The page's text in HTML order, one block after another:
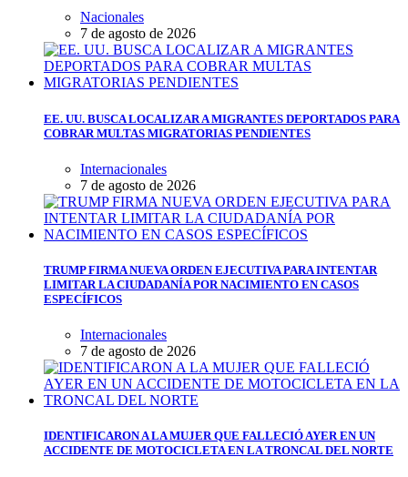
Nacionales
7 de agosto de 2026
EE. UU. BUSCA LOCALIZAR A MIGRANTES DEPORTADOS PARA
COBRAR MULTAS MIGRATORIAS PENDIENTES
Internacionales
7 de agosto de 2026
TRUMP FIRMA NUEVA ORDEN EJECUTIVA PARA INTENTAR
LIMITAR LA CIUDADANÍA POR NACIMIENTO EN CASOS
ESPECÍFICOS
Internacionales
7 de agosto de 2026
IDENTIFICARON A LA MUJER QUE FALLECIÓ AYER EN UN
ACCIDENTE DE MOTOCICLETA EN LA TRONCAL DEL NORTE